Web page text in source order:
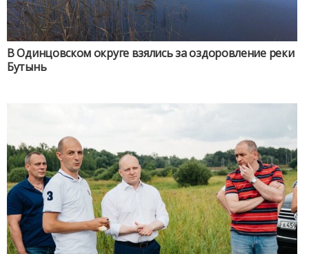
В Одинцовском округе взялись за оздоровление реки
Бутынь